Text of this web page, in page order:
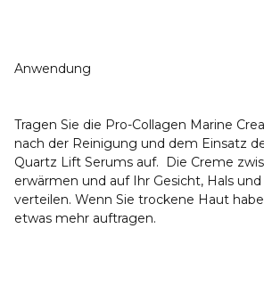
Anwendung
Tragen Sie die Pro-Collagen Marine
nach der Reinigung und dem Einsatz
Quartz Lift Serums auf. Die Creme
erwärmen und auf Ihr Gesicht, Hals
verteilen. Wenn Sie trockene Haut
etwas mehr auftragen.